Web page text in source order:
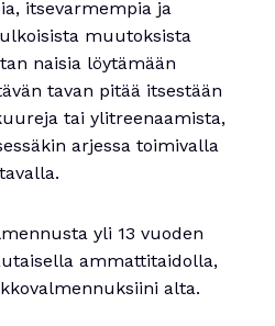
itsevarmempia ja
muutoksista
naisia löytämään
tavan pitää itsestään
tai ylitreenaamista,
arjessa toimivalla
tavalla.
yli 13 vuoden
ammattitaidolla,
alta.